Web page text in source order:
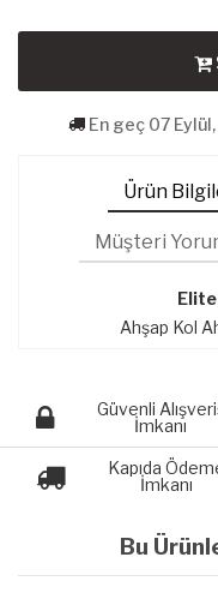
En geç 07
Ürün
Müşteri
Ahşap Kol
Güvenli
İmkanı
Kapıda
İmkanı
Bu